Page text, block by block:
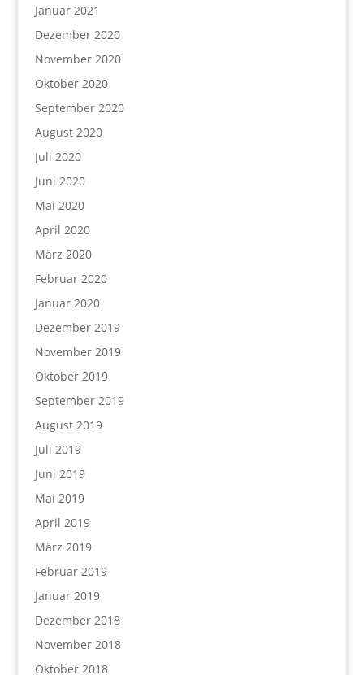
Januar 2021
Dezember 2020
November 2020
Oktober 2020
September 2020
August 2020
Juli 2020
Juni 2020
Mai 2020
April 2020
März 2020
Februar 2020
Januar 2020
Dezember 2019
November 2019
Oktober 2019
September 2019
August 2019
Juli 2019
Juni 2019
Mai 2019
April 2019
März 2019
Februar 2019
Januar 2019
Dezember 2018
November 2018
Oktober 2018